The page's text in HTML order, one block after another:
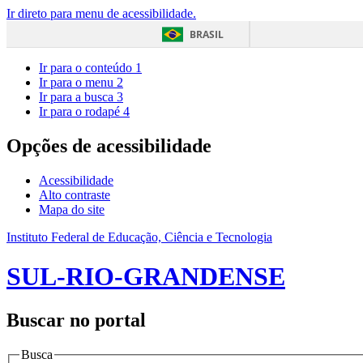
Ir direto para menu de acessibilidade.
BRASIL
Ir para o conteúdo 1
Ir para o menu 2
Ir para a busca 3
Ir para o rodapé 4
Opções de acessibilidade
Acessibilidade
Alto contraste
Mapa do site
Instituto Federal de Educação, Ciência e Tecnologia
SUL-RIO-GRANDENSE
Buscar no portal
Busca